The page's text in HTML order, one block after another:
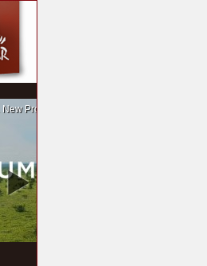
New Project！ 未来SUMIKA実験箱